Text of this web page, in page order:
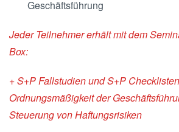
Geschäftsführung
Jeder Teilnehmer erhält mit dem
Box:
+ S+P Fallstudien und S+P
Ordnungsmäßigkeit der
Steuerung von Haftungsrisiken